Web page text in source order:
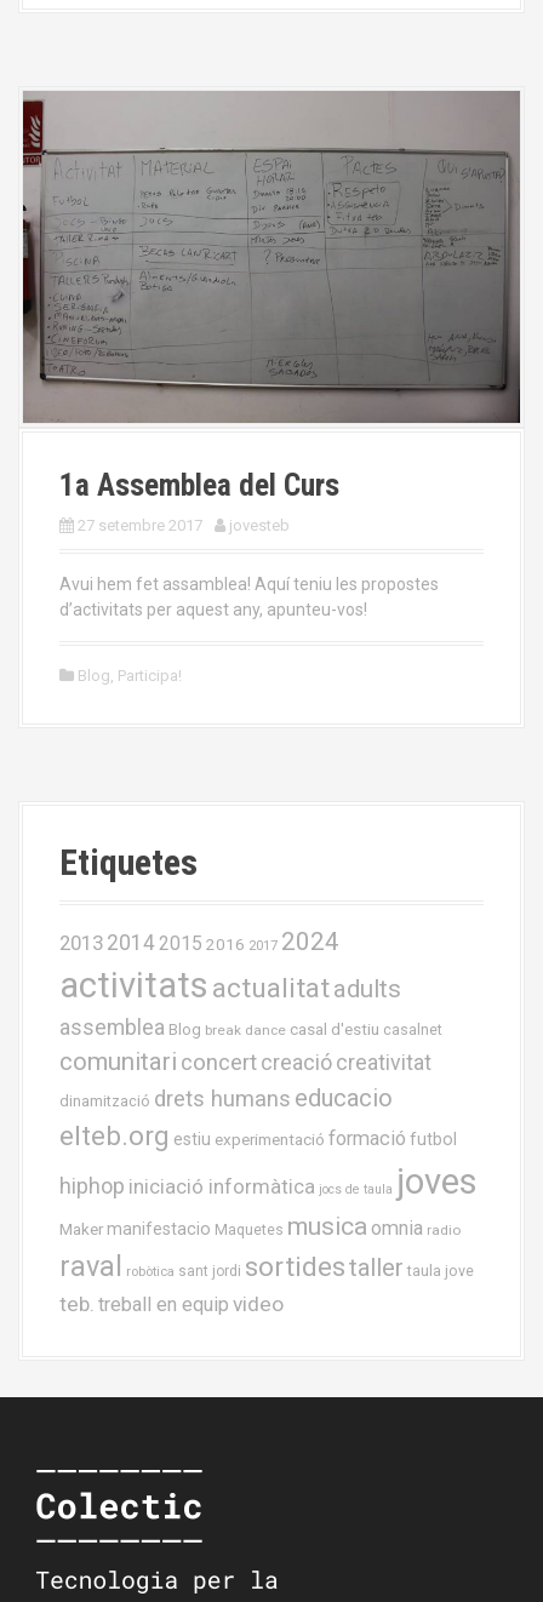
1a Assemblea del Curs
27 setembre 2017 jovesteb
Avui hem fet assamblea! Aquí teniu les propostes
d’activitats per aquest any, apunteu-vos!
Blog Participa!
Etiquetes
2013 2014 2015 2016 2017 2024
activitats actualitatadults
assemblea Blog break dance casal d'estiu casalnet
comunitari concertcreació creativitat
dinamització drets humans educacio
elteb.org estiu experimentació formació futbol
hiphop iniciació informàtica jocs de taula joves
Maker manifestacio Maquetes musica omnia radio
raval robòtica sant jordi sortidestaller taula jove
teb. treball en equip video